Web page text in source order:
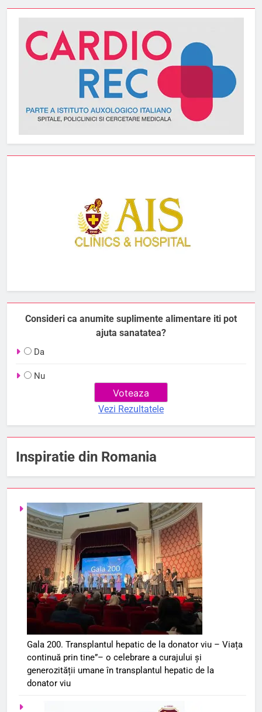
Consideri ca anumite suplimente alimentare iti pot
ajuta sanatatea?
Da
Nu
Vezi Rezultatele
Inspiratie din Romania
Gala 200. Transplantul hepatic de la donator viu – Viața
continuă prin tine”– o celebrare a curajului și
generozității umane în transplantul hepatic de la
donator viu